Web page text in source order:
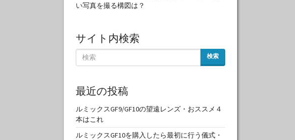
い写真を撮る構図は？
サイト内検索
検索
最近の投稿
ルミックスGF9/GF10の望遠レンズ・おススメ４
本はこれ
ルミックスGF10を購入したら最初に行う儀式・